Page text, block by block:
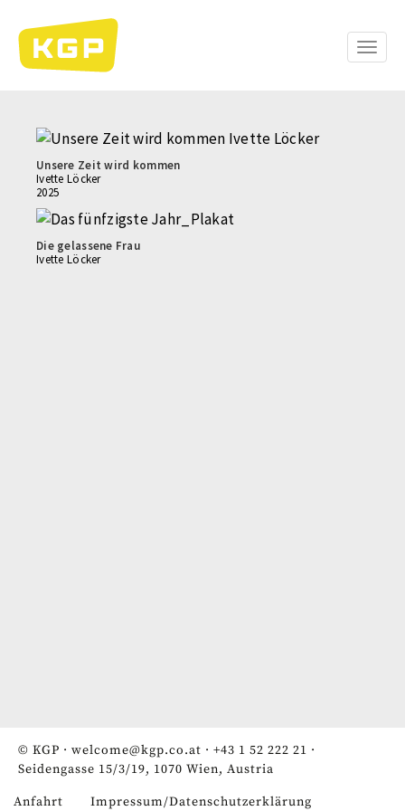
zum
Inhalt
Toggle
Unsere Zeit wird kommen
Ivette Löcker
2025
Die gelassene Frau
Ivette Löcker
© KGP · welcome@kgp.co.at · +43 1 52 222 21 ·
Seidengasse 15/3/19, 1070 Wien, Austria
Anfahrt Impressum/Datenschutzerklärung